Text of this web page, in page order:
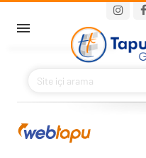
Main navigation
BAKANIMIZ
KURUMSAL